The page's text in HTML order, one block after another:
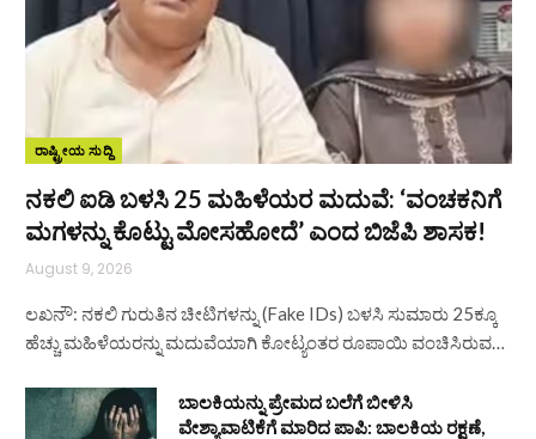
ರಾಷ್ಟ್ರೀಯ ಸುದ್ದಿ
ನಕಲಿ ಐಡಿ ಬಳಸಿ 25 ಮಹಿಳೆಯರ ಮದುವೆ: ‘ವಂಚಕನಿಗೆ
ಮಗಳನ್ನು ಕೊಟ್ಟು ಮೋಸಹೋದೆ’ ಎಂದ ಬಿಜೆಪಿ ಶಾಸಕ!
August 9, 2026
ಲಖನೌ: ನಕಲಿ ಗುರುತಿನ ಚೀಟಿಗಳನ್ನು (Fake IDs) ಬಳಸಿ ಸುಮಾರು 25ಕ್ಕೂ
ಹೆಚ್ಚು ಮಹಿಳೆಯರನ್ನು ಮದುವೆಯಾಗಿ ಕೋಟ್ಯಂತರ ರೂಪಾಯಿ ವಂಚಿಸಿರುವ…
ಬಾಲಕಿಯನ್ನು ಪ್ರೇಮದ ಬಲೆಗೆ ಬೀಳಿಸಿ
ವೇಶ್ಯಾವಾಟಿಕೆಗೆ ಮಾರಿದ ಪಾಪಿ: ಬಾಲಕಿಯ ರಕ್ಷಣೆ,